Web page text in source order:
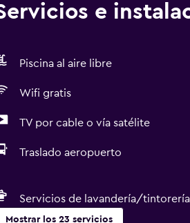
e
Piscina al aire libre
Wifi gratis
TV por cable o vía satélite
Traslado aeropuerto
Servicios de lavandería/tintorería
Mostrar los 23 servicios